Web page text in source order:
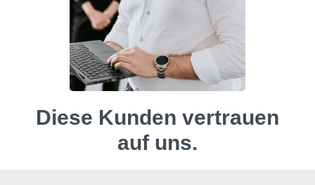
Diese Kunden vertrauen
auf uns.